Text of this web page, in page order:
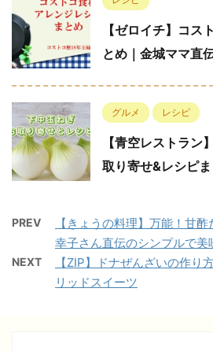
【ゼロイチ】コス
とめ｜金城ママ直
グルメ レシピ
【青空レストラン
取り寄せ&レシピ
PREV
【きょうの料理】万能！甘
幸子さん直伝のシンプルで美
NEXT
【ZIP】ドナぜんざいの作り
リッドスイーツ